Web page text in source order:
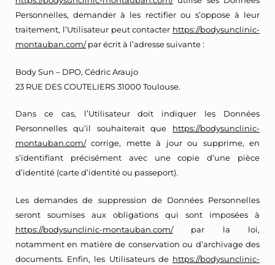
Personnelles, demander à les rectifier ou s’oppose à leur
traitement, l’Utilisateur peut contacter https://bodysunclinic-
montauban.com/par écrit à l’adresse suivante :
Body Sun – DPO, Cédric Araujo
23 RUE DES COUTELIERS 31000 Toulouse.
Dans ce cas, l’Utilisateur doit indiquer les Données
Personnelles qu’il souhaiterait que https://bodysunclinic-
montauban.com/corrige, mette à jour ou supprime, en
s’identifiant précisément avec une copie d’une pièce
d’identité (carte d’identité ou passeport).
Les demandes de suppression de Données Personnelles
seront soumises aux obligations qui sont imposées à
https://bodysunclinic-montauban.com/par la loi,
notamment en matière de conservation ou d’archivage des
documents. Enfin, les Utilisateurs de https://bodysunclinic-